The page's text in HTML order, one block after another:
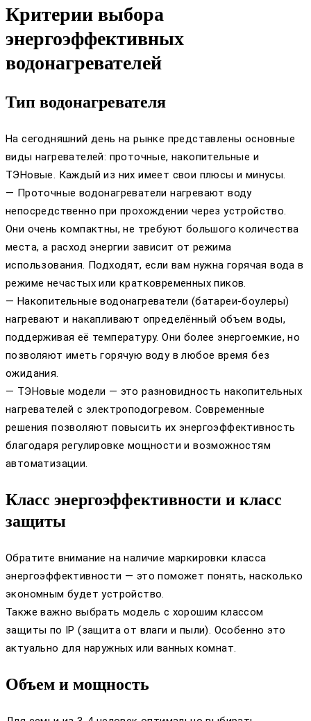
Критерии выбора
энергоэффективных
водонагревателей
Тип водонагревателя
На сегодняшний день на рынке представлены основные
виды нагревателей: проточные, накопительные и
ТЭНовые. Каждый из них имеет свои плюсы и минусы.
— Проточные водонагреватели нагревают воду
непосредственно при прохождении через устройство.
Они очень компактны, не требуют большого количества
места, а расход энергии зависит от режима
использования. Подходят, если вам нужна горячая вода в
режиме нечастых или кратковременных пиков.
— Накопительные водонагреватели (батареи-боулеры)
нагревают и накапливают определённый объем воды,
поддерживая её температуру. Они более энергоемкие, но
позволяют иметь горячую воду в любое время без
ожидания.
— ТЭНовые модели — это разновидность накопительных
нагревателей с электроподогревом. Современные
решения позволяют повысить их энергоэффективность
благодаря регулировке мощности и возможностям
автоматизации.
Класс энергоэффективности и класс
защиты
Обратите внимание на наличие маркировки класса
энергоэффективности — это поможет понять, насколько
экономным будет устройство.
Также важно выбрать модель с хорошим классом
защиты по IP (защита от влаги и пыли). Особенно это
актуально для наружных или ванных комнат.
Объем и мощность